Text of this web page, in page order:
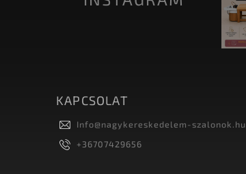
KAPCSOLAT
Info@nagykereskedelem-szalonok.hu
+36707429656